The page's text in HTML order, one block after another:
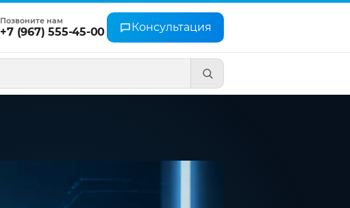
Позвоните нам
+7 (967) 555-45-00 Консультация